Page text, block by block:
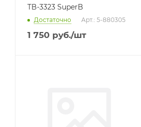
TB-3323 SuperB
Достаточно Арт.: 5-880305
1 750 руб./шт